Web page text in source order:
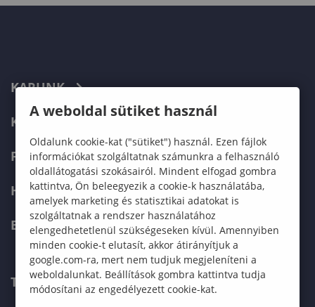
KARUNK
KÉPZÉSEK
FELVÉTELIZŐKNEK
HALLGATÓKNAK
ERASMUS+
TELEFONKÖNYV
A weboldal sütiket használ
Oldalunk cookie-kat ("sütiket") használ. Ezen fájlok
információkat szolgáltatnak számunkra a felhasználó
oldallátogatási szokásairól. Mindent elfogad gombra
kattintva, Ön beleegyezik a cookie-k használatába,
amelyek marketing és statisztikai adatokat is
szolgáltatnak a rendszer használatához
elengedhetetlenül szükségeseken kívül. Amennyiben
minden cookie-t elutasít, akkor átirányítjuk a
google.com-ra, mert nem tudjuk megjeleníteni a
weboldalunkat. Beállítások gombra kattintva tudja
módosítani az engedélyezett cookie-kat.